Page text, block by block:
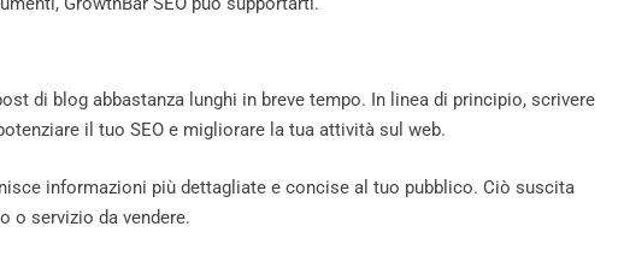
di blog abbastanza lunghi in breve tempo. In linea di principio, scrivere
il tuo SEO e migliorare la tua attività sul web.
informazioni più dettagliate e concise al tuo pubblico. Ciò suscita
o servizio da vendere.